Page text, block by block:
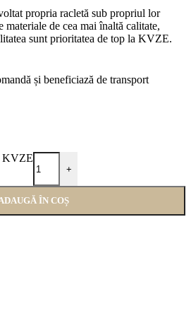
propria racletă sub propriul lor
de cea mai înaltă calitate,
sunt prioritatea de top la KVZE.
și beneficiază de transport
KVZE
+
ÎN COȘ